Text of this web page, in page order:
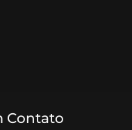
Contato